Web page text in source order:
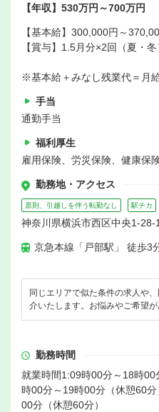
【年収】530万円～700万円
【基本給】300,000円～
【賞与】1.5月分×2回（夏・冬
※基本給＋みなし残業代＝月
手当
通勤手当
福利厚生
雇用保険、労災保険、健康保
勤務地・アクセス
原則、引越しを伴う転勤なし 駅チカ
神奈川県横浜市西区中央1-28-
京急本線「戸部駅」 徒歩3
同じエリアで似た条件の求人や
介いたします。お悩みやご希望
勤務時間
就業時間1:09時00分～18時
時00分～19時00分（休憩60
00分（休憩60分）